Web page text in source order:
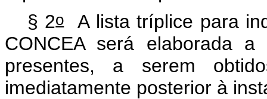
§ 2oA lista tríplice para
CONCEA será elaborada
presentes, a serem
imediatamente posterior à